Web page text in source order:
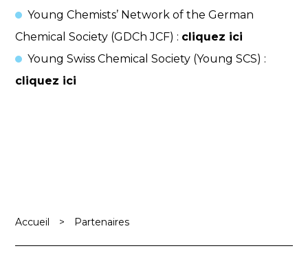
Young Chemists’ Network of the German
Chemical Society (GDCh JCF) : cliquez ici
Young Swiss Chemical Society (Young SCS) :
cliquez ici
Accueil > Partenaires